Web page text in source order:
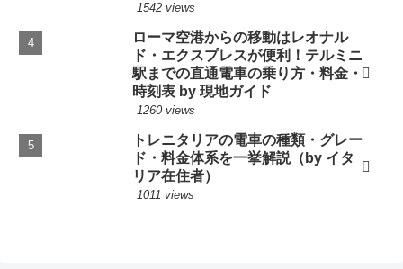
1542 views
ローマ空港からの移動はレオナル
ド・エクスプレスが便利！テルミニ
駅までの直通電車の乗り方・料金・
時刻表 by 現地ガイド
1260 views
トレニタリアの電車の種類・グレー
ド・料金体系を一挙解説（by イタ
リア在住者）
1011 views